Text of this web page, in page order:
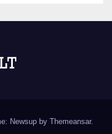
Newsup by Themeansar.